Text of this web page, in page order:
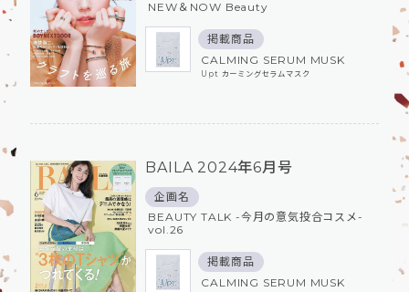
NEW＆NOW Beauty
掲載商品
CALMING SERUM MUSK
Upt カーミングセラムマスク
BAILA 2024年6月号
企画名
BEAUTY TALK -今月の意気投合コスメ-
vol.26
掲載商品
CALMING SERUM MUSK